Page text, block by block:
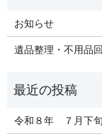
お知らせ
遺品整理・不用品
令和８年 ７月下旬